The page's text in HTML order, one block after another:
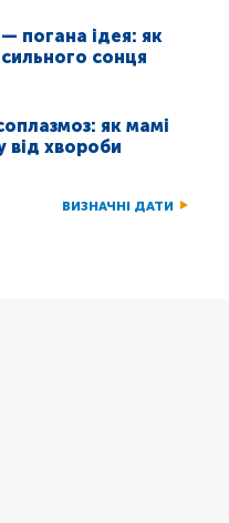
погана ідея: як
сонця
як мамі
від хвороби
ВИЗНАЧНІ ДАТИ